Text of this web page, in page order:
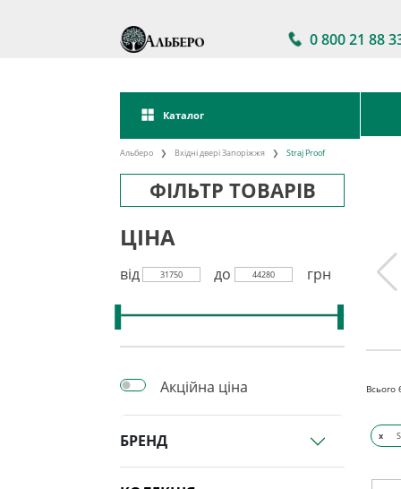
0 800 21 88
Каталог
Альберо Вхідні двері Запоріжжя Straj Proof
ФІЛЬТР ТОВАРІВ
ЦІНА
від 31750 до 44280 грн
Акційна ціна
БРЕНД
склом
Всього
x